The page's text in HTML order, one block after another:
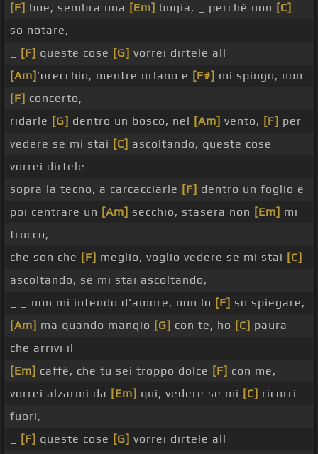
[F] boe, sembra una [Em] bugia, _ perché non [C]
so notare,
[F] queste cose [G] vorrei dirtele all
[Am] 'orecchio, mentre urlano e [F#] mi spingo, non
[F] concerto,
ridarle [G] dentro un bosco, nel [Am] vento, [F] per
vedere se mi stai [C] ascoltando, queste cose
vorrei dirtele
sopra la tecno, a carcacciarle [F] dentro un foglio e
poi centrare un [Am] secchio, stasera non [Em] mi
trucco,
che son che [F] meglio, voglio vedere se mi stai [C]
ascoltando, se mi stai ascoltando,
_ _ non mi intendo d'amore, non lo [F] so spiegare,
[Am] ma quando mangio [G] con te, ho [C] paura
che arrivi il
[Em] caffè, che tu sei troppo dolce [F] con me,
vorrei alzarmi da [Em] qui, vedere se mi [C] ricorri
fuori,
[F] queste cose [G] vorrei dirtele all